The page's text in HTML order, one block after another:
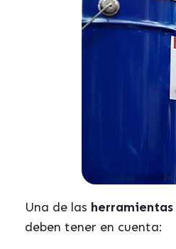
Una de las
deben tener en cuenta: